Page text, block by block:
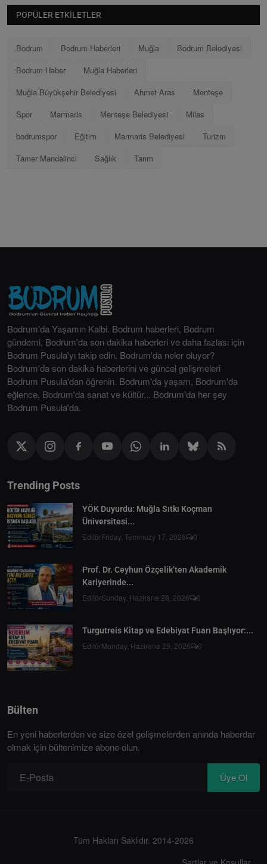
POPÜLER ETKILETLER
Bodrum Bodrum Haberleri Muğla
Bodrum Belediyesi
Bodrum Haber
Muğla Haberleri
Muğla Büyükşehir Belediyesi
Ahmet Aras
Menteşe
Spor
Marmaris Menteşe Belediyesi
Milas
bodrumspor
Eğitim Marmaris Belediyesi
Turizm
Tamer Mandalinci
Sağlık Tarım
Bodrum'da Yaşamın Kalbi. Bodrum haberleri, Bodrum
gündemi, Bodrum'da son dakika haberleri ve daha fazlası için
Bodrum Pusula'yı takip edin. Bodrum'da neler oluyor?
Bodrum'da son dakika haberlerini ve güncel gelişmeleri
Bodrum Pusula'dan öğrenin. Bodrum'da yaşam, Bodrum'da
eğlence, Bodrum'da sanat ve kültür... Bodrum'da her şey
Bodrum Pusula'da.
Trending Posts
YÖK Duyurdu: Muğla Sıtkı Koçman
Üniversitesi...
EditörFriday, Temmuzy 17, 2026 0
Prof. Dr. Ceyhun Özçelik’ten Akademik
Kariyerinde...
EditörSunday, Hazirane 28, 2026 0
Turgutreis Kitap ve Edebiyat Fuarı Başlıyor:...
EditörMonday, Hazirane 29, 2026 0
Bülten
En yeni haberlerden ve size özel gelişmelerden anında haberdar
olmak için bültenimize abone olun.
Üye Ol
Tüm Hakları Saklıdır. 2014-2026